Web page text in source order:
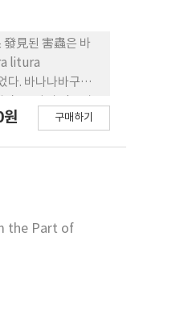
見된 害蟲은 바
litura
. 바나나바구미
일본, 필리핀, 스
구매하기
the Part of